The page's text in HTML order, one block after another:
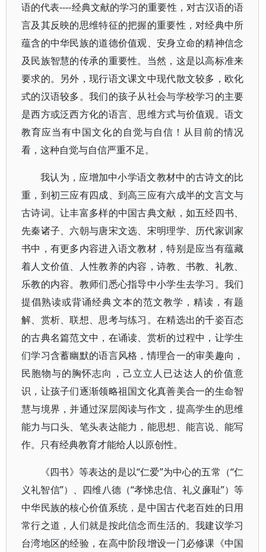
语的代表----经典文献的学习的重要性，对古汉语的语
言及其反映的思维特征的把握的重要性，对经典中所
蕴含的中华民族的道德价值观、安身立命的精神信念
及民族智慧的传承的重要性。当然，这是以高标准来
要求的。另外，现行语文课文中现代散文较多，欧化
式的汉语较多。我们的孩子从社会与学校学习的主要
是西方或泛西方化的语言、思维方式与价值观。语文
教育应当有中国文化的自觉与自信！从目前的情况
看，这种自觉与自信严重不足。
我认为，应增加中小学语文教材中的古诗文的比
重，到初三应有四成、到高三应有六成半的文言文与
古诗词。让丰富多样的中国古典文献，如五经四书、
先秦诸子、六朝与唐宋文选、宋明理学、历代家训家
书中，有更多内容进入语文教材，特别是应当有蕴藏
着人文价值、人性教养的内容，诗教、书教、礼教、
乐教的内容。教师们悉心指导中小学生去学习。我们
提倡熟读或背诵经典文本的范文教学，精读，有题
解、赏析、联想、思考与练习。在精选出的千姿百态
的古典名篇范文中，在诵读、赏析的过程中，让学生
们学习含蓄幽默的语言风格，情理合一的审美趣向，
民胞物与的胸怀志向，己立立人已达达人的价值意
识，让孩子们逐渐领略祖国文化真善美合一的生命智
慧与境界，并通过深层阅读与作文，提高学生的思维
能力与口头、笔头表达能力，能思想、能言说、能写
作。只有经典教育才能给人以原创性。
《四书》等表达的是以“仁爱”为中心的五常（“仁
义礼智信”）、四维八德（“孝悌忠信、礼义亷耻”）等
中华民族的核心价值系统，是中国古代老百姓的日用
常行之道，人们就是按此信念而生活的。我建议学习
台湾地区的经验，在高中阶段增设一门必修课《中国